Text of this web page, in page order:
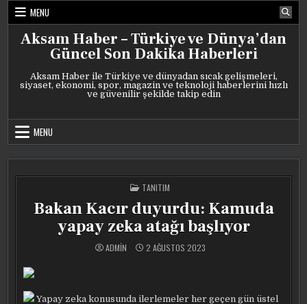
Skip
content
MENU
Aksam Haber – Türkiye ve Dünya’dan
Güncel Son Dakika Haberleri
Aksam Haber ile Türkiye ve dünyadan sıcak gelişmeleri,
siyaset, ekonomi, spor, magazin ve teknoloji haberlerini hızlı
ve güvenilir şekilde takip edin
MENU
POSTED
IN
TANITIM
Bakan Kacır duyurdu: Kamuda
yapay zeka atağı başlıyor
ADMIN 2 AĞUSTOS 2023
Yapay zeka konusunda ilerlemeler her geçen gün üstel